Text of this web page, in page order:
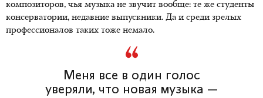
композиторов, чья музыка не звучит вообще: те же студенты
консерватории, недавние выпускники. Да и среди зрелых
профессионалов таких тоже немало.
Меня все в один голос
уверяли, что новая музыка —